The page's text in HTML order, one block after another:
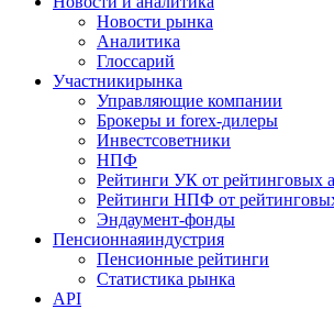
Новости рынка
Аналитика
Глоссарий
Участникирынка
Управляющие компании
Брокеры и forex-дилеры
Инвестсоветники
НПФ
Рейтинги УК от рейтинговых
Рейтинги НПФ от
Эндаумент-фонды
Пенсионнаяиндустрия
Пенсионные рейтинги
Статистика рынка
API